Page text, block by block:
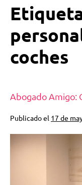
coches
Abogado Amigo:
Publicado el 17 de